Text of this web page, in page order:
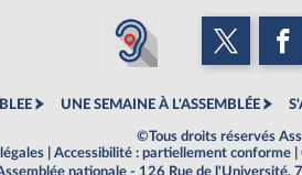
UNE SEMAINE À L'ASSEMBLÉE
©Tous droits réservés
Accessibilité : partiellement conforme
nationale - 126 Rue de